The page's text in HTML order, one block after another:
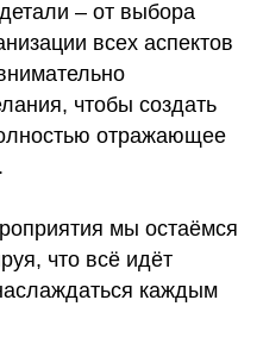
– от выбора
всех аспектов
чтобы создать
отражающее
мы остаёмся
что всё идёт
каждым